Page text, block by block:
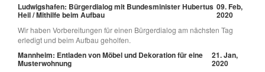
Ludwigshafen: Bürgerdialog mit Bundesminister Hubertus
Heil / Mithilfe beim Aufbau
09. Feb,
2020
Wir haben Vorbereitungen für einen Bürgerdialog am nächsten Tag
erledigt und beim Aufbau geholfen.
Mannheim: Entladen von Möbel und Dekoration für eine
Musterwohnung
21. Jan,
2020